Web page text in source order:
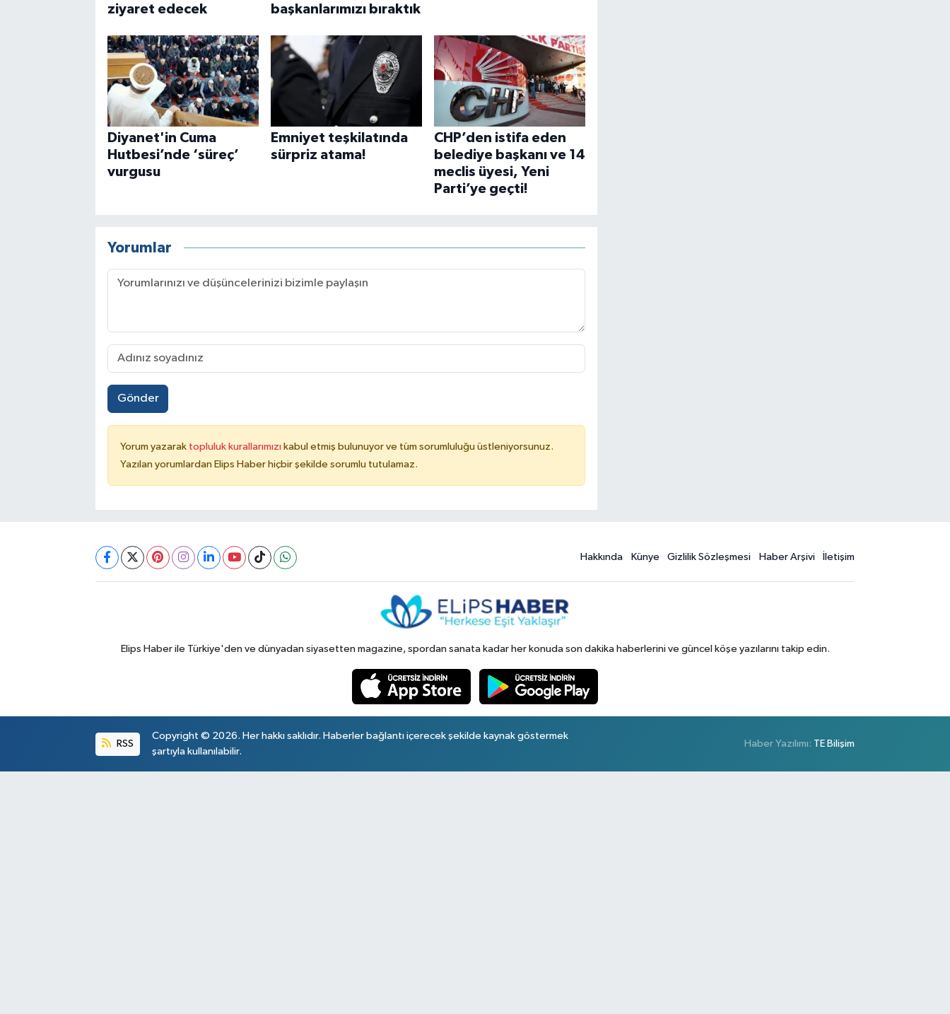
ziyaret edecek
başkanlarımızı bıraktık
Diyanet'in Cuma
Hutbesi’nde ‘süreç’
vurgusu
Emniyet teşkilatında
sürpriz atama!
CHP’den istifa eden
belediye başkanı ve 14
meclis üyesi, Yeni
Parti’ye geçti!
Yorumlar
Gönder
Yorum yazarak topluluk kurallarımızı kabul etmiş bulunuyor ve tüm sorumluluğu üstleniyorsunuz.
Yazılan yorumlardan Elips Haber hiçbir şekilde sorumlu tutulamaz.
Hakkında Künye Gizlilik Sözleşmesi Haber Arşivi İletişim
Elips Haber ile Türkiye'den ve dünyadan siyasetten magazine, spordan sanata kadar her konuda son dakika haberlerini ve güncel köşe yazılarını takip edin.
RSS
Copyright © 2026. Her hakkı saklıdır. Haberler bağlantı içerecek şekilde kaynak göstermek
şartıyla kullanılabilir.
Haber Yazılımı: TE Bilişim